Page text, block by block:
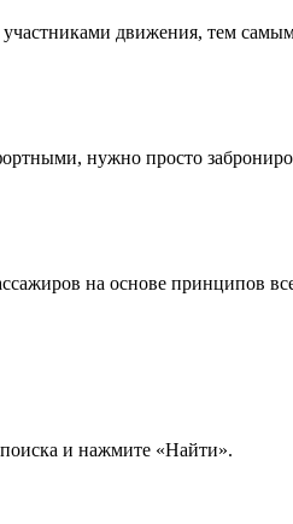
движения, тем
нужно просто
на основе принципов
и нажмите «Найти».